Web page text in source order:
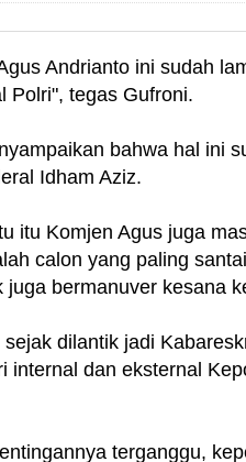
Andrianto ini sudah
Polri", tegas Gufroni.
bahwa hal ini
Idham Aziz.
itu Komjen Agus juga
calon yang paling
juga bermanuver kesana
dilantik jadi
internal dan eksternal
terganggu,